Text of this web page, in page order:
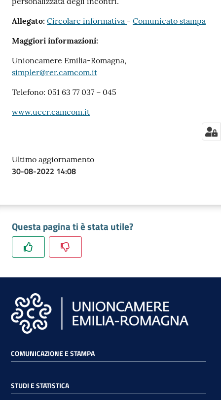
Allegato: Circolare informativa - Comunicato stampa
Maggiori informazioni:
Unioncamere Emilia-Romagna,
simpler@rer.camcom.it
Telefono: 051 63 77 037 – 045
www.ucer.camcom.it
Ultimo aggiornamento
30-08-2022 14:08
Questa pagina ti è stata utile?
COMUNICAZIONE E STAMPA
STUDI E STATISTICA